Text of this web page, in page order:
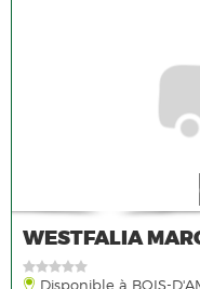
WESTFALIA
Disponible à BOIS-